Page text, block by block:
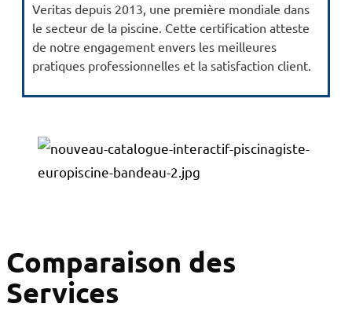
Veritas depuis 2013, une première mondiale dans
le secteur de la piscine. Cette certification atteste
de notre engagement envers les meilleures
pratiques professionnelles et la satisfaction client.
Comparaison des
Services